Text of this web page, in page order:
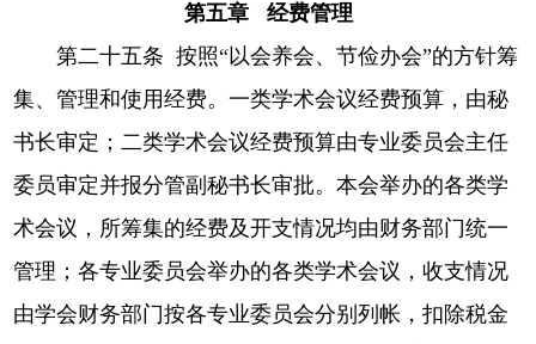
第五章 经费管理
第二十五条 按照“以会养会、节俭办会”的方针筹
集、管理和使用经费。一类学术会议经费预算，由秘
书长审定；二类学术会议经费预算由专业委员会主任
委员审定并报分管副秘书长审批。本会举办的各类学
术会议，所筹集的经费及开支情况均由财务部门统一
管理；各专业委员会举办的各类学术会议，收支情况
由学会财务部门按各专业委员会分别列帐，扣除税金